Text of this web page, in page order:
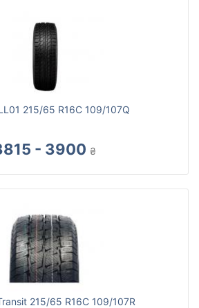
215/65 R16C 109/107Q
- 3900 ₴
215/65 R16C 109/107R